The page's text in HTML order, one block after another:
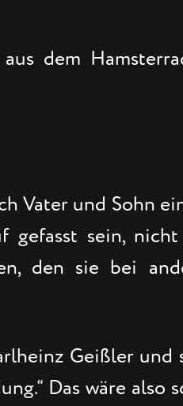
dem
Vater und Sohn
gefasst sein,
den sie bei
Geißler
Das wäre also